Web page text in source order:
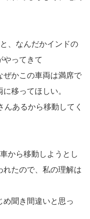
、なんだかインドの
やってきて
ぜかこの車両は満席で
移ってほしい。
あるから移動してく
から移動しようとし
れたので、私の理解は
め聞き間違いと思っ